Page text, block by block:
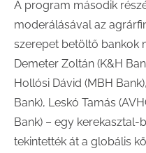
A program második
moderálásával az
szerepet betöltő bankok
Demeter Zoltán (K&H
Hollósi Dávid (MBH
Bank), Leskó Tamás
Bank) – egy kerekasztal-
tekintették át a globális